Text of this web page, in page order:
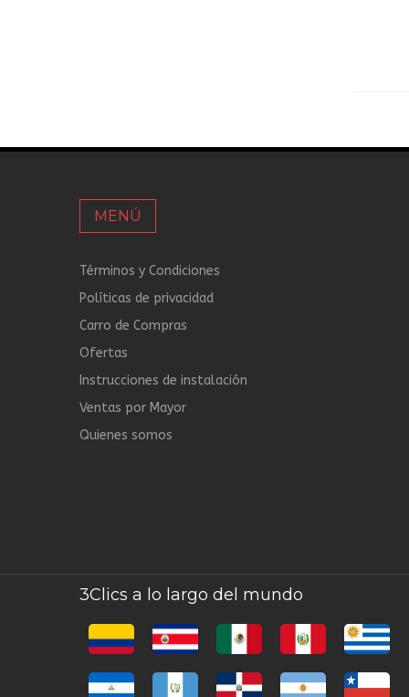
MENÚ
Términos y Condiciones
Políticas de privacidad
Carro de Compras
Ofertas
Instrucciones de instalación
Ventas por Mayor
Quienes somos
3Clics a lo largo del mundo